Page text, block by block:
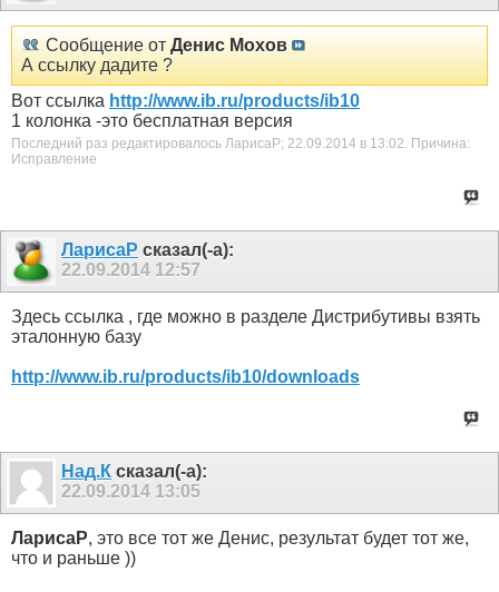
Сообщение от Денис Мохов
А ссылку дадите ?
Вот ссылка http://www.ib.ru/products/ib10
1 колонка -это бесплатная версия
Последний раз редактировалось ЛарисаР; 22.09.2014 в 13:02 Причина:
Исправление
ЛарисаР сказал(-а):
22.09.2014 12:57
Здесь ссылка , где можно в разделе Дистрибутивы взять
эталонную базу
http://www.ib.ru/products/ib10/downloads
Над.К сказал(-а):
22.09.2014 13:05
ЛарисаР, это все тот же Денис, результат будет тот же,
что и раньше ))